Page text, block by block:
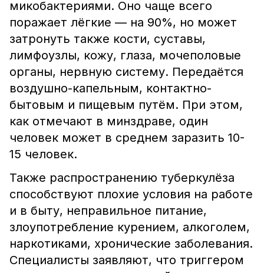
микобактериями. Оно чаще всего
поражает лёгкие — на 90%, но может
затронуть также кости, суставы,
лимфоузлы, кожу, глаза, мочеполовые
органы, нервную систему. Передаётся
воздушно-капельным, контактно-
бытовым и пищевым путём. При этом,
как отмечают в минздраве, один
человек может в среднем заразить 10-
15 человек.
Также распространению туберкулёза
способствуют плохие условия на работе
и в быту, неправильное питание,
злоупотребление курением, алкоголем,
наркотиками, хронические заболевания.
Специалисты заявляют, что триггером